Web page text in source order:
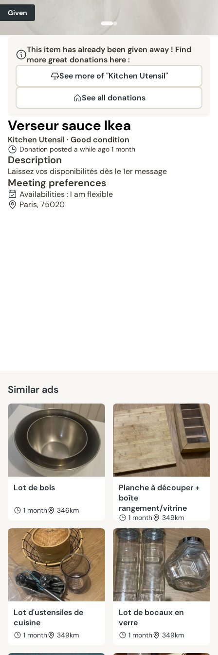
Given
This item has already been given away ! Find
more great donations here :
See more of "Kitchen Utensil"
See all donations
Verseur sauce Ikea
Kitchen Utensil · Good condition
Donation posted a while ago 1 month
Description
Laissez vos disponibilités dès le 1er message
Meeting preferences
Availabilities : I am flexible
Paris, 75020
Similar ads
Lot de bols
1 month 346km
Planche à découper +
boîte
rangement/vitrine
1 month 349km
Lot d'ustensiles de
cuisine
1 month 349km
Lot de bocaux en
verre
1 month 349km